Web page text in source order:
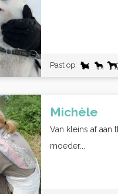
Past op:
Michèle
Van kleins af aan
moeder...